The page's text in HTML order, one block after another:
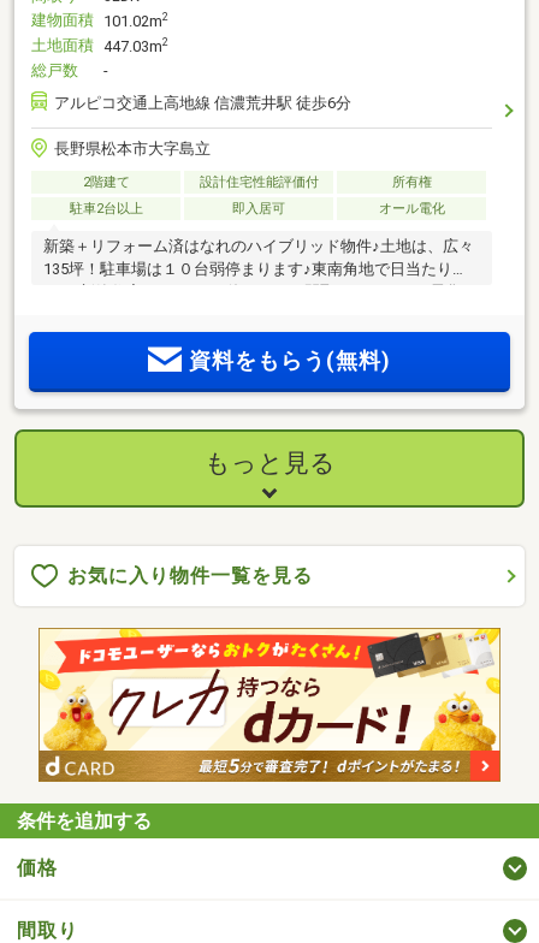
建物面積 101.02m2
土地面積 447.03m2
総戸数
-
アルピコ交通上高地線 信濃荒井駅 徒歩6分
長野県松本市大字島立
2階建て 設計住宅性能評価付
所有権
駐車2台以上
即入居可 オール電化
新築＋リフォーム済はなれのハイブリッド物件♪土地は、広々
135坪！駐車場は１０台弱停まります♪東南角地で日当たり
ます。中古はなれはリフォーム済みで店舗・教室・事務所・
趣味の部屋・物置として使用できるため、この物件一つで賄
24.84㎡3Ｆ12.42㎡合計49.39㎡（14.94坪）平成７年１０月築
３０年・上下水道・プロパンガス
資料をもらう(無料)
もっと見る
お気に入り物件一覧を見る
条件を追加する
価格
間取り